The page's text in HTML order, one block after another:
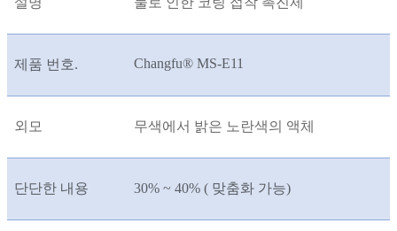
제품 번호. Changfu® MS-E11
외모 무색에서 밝은 노란색의 액체
단단한 내용 30% ~ 40% ( 맞춤화 가능)